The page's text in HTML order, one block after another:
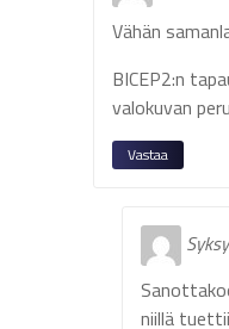
Vähän
BICEP2:n
valokuvan
Vastaa
niillä